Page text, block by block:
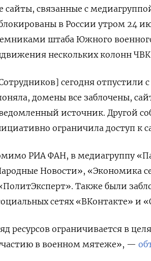
сайты, связанные с
в России утром 24
штаба Южного
нескольких колонн
сегодня отпустили
домены все заблочены,
источник. Другой
ограничила доступ к
РИА ФАН, в медиагруппу
Новости», «Экономика
Также были
сетях «ВКонтакте» и
ресурсов ограничивается в
в военном мятеже», —